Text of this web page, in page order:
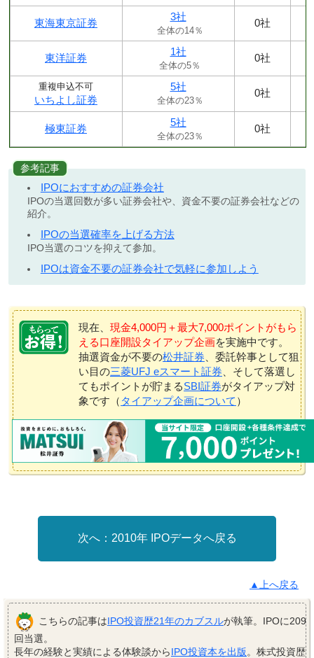
東海東京証券
3社
全体の14％
0社
東洋証券
1社
全体の5％
0社
重複申込不可
いちよし証券
5社
全体の23％
0社
極東証券
5社
全体の23％
0社
参考記事
IPOにおすすめの証券会社
IPOの当選回数が多い証券会社や、資金不要の証券会社などの
紹介。
IPOの当選確率を上げる方法
IPO当選のコツを抑えて参加。
IPOは資金不要の証券会社で気軽に参加しよう
現在、 現金4,000円＋最大7,000ポイントがもら
える口座開設タイアップ企画を実施中です。
抽選資金が不要の松井証券 、委託幹事として狙
い目の三菱UFJ eスマート証券 、そして落選し
てもポイントが貯まるSBI証券がタイアップ対
象です（ タイアップ企画について ）
2010年 IPOデータへ戻る
▲上へ戻る
こちらの記事はIPO投資歴21年のカブスルが執筆。IPOに209
回当選。
長年の経験と実績による体験談からIPO投資本を出版。株式投資歴